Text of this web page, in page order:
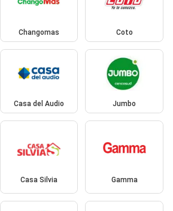
Changomas Coto
Casa del Audio Jumbo
Casa Silvia Gamma